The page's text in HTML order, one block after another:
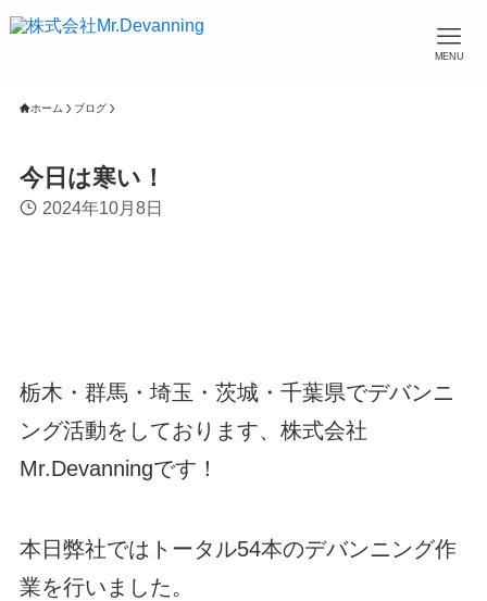
MENU
ホーム ブログ
今日は寒い！
2024年10月8日
栃木・群馬・埼玉・茨城・千葉県でデバンニ
ング活動をしております、株式会社
Mr.Devanningです！
本日弊社ではトータル54本のデバンニング作
業を行いました。